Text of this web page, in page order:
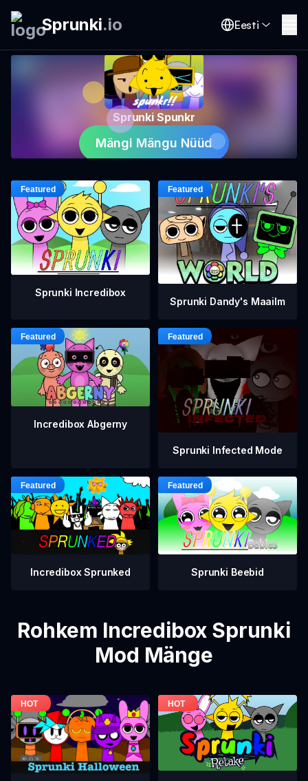
Sprunki.io Eesti
Sprunki Spunkr
Mängi Mängu Nüüd
Sprunki Incredibox
Sprunki Dandy's Maailm
Incredibox Abgerny
Sprunki Infected Mode
Incredibox Sprunked Sprunki Beebid
Rohkem Incredibox Sprunki
Mod Mänge